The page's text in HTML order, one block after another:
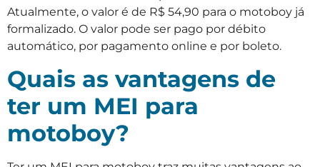
Atualmente, o valor é de R$ 54,90 para o motoboy já
formalizado. O valor pode ser pago por débito
automático, por pagamento online e por boleto.
Quais as vantagens de
ter um MEI para
motoboy?